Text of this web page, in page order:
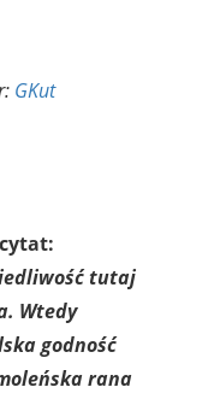
GKut
tutaj
Wtedy
godność
rana